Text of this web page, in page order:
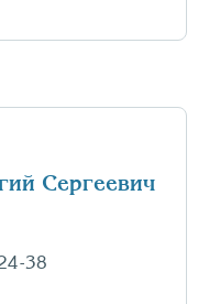
Сергеевич
38